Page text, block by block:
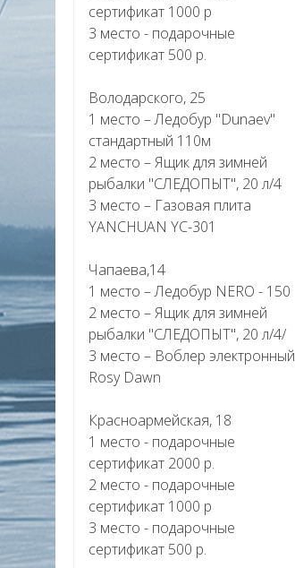
сертификат 1000 р
3 место - подарочные
сертификат 500 р.
Володарского, 25
1 место – Ледобур "Dunaev"
стандартный 110м
2 место – Ящик для зимней
рыбалки "СЛЕДОПЫТ", 20 л/4
3 место – Газовая плита
YANCHUAN YC-301
Чапаева,14
1 место – Ледобур NERO - 150
2 место – Ящик для зимней
рыбалки "СЛЕДОПЫТ", 20 л/4/
3 место – Воблер электронный
Rosy Dawn
Красноармейская, 18
1 место - подарочные
сертификат 2000 р.
2 место - подарочные
сертификат 1000 р
3 место - подарочные
сертификат 500 р.